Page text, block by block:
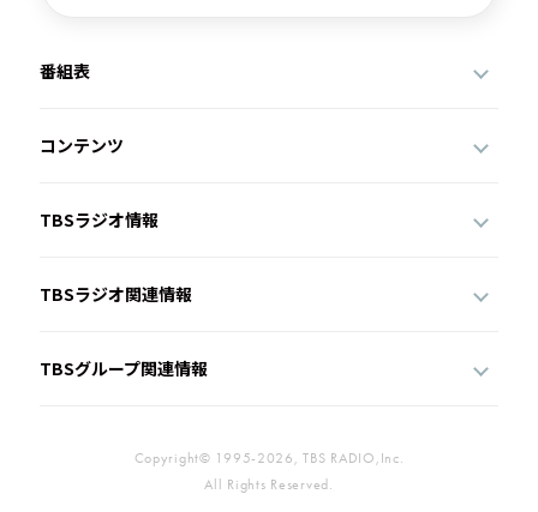
番組表
コンテンツ
TBSラジオ情報
TBSラジオ関連情報
TBSグループ関連情報
Copyright© 1995-2026, TBS RADIO,Inc.
All Rights Reserved.